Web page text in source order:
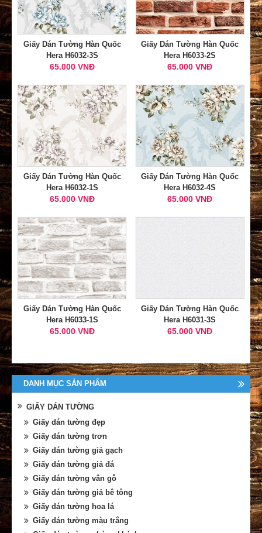
Giấy Dán Tường Hàn Quốc
Hera H6032-3S
65.000 VNĐ
Giấy Dán Tường Hàn Quốc
Hera H6033-2S
65.000 VNĐ
Giấy Dán Tường Hàn Quốc
Hera H6032-1S
65.000 VNĐ
Giấy Dán Tường Hàn Quốc
Hera H6032-4S
65.000 VNĐ
Giấy Dán Tường Hàn Quốc
Hera H6033-1S
65.000 VNĐ
Giấy Dán Tường Hàn Quốc
Hera H6031-3S
65.000 VNĐ
DANH MỤC SẢN PHẨM
GIẤY DÁN TƯỜNG
Giấy dán tường đẹp
Giấy dán tường trơn
Giấy dán tường giả gạch
Giấy dán tường giả đá
Giấy dán tường vân gỗ
Giấy dán tường giả bê tông
Giấy dán tường hoa lá
Giấy dán tường màu trắng